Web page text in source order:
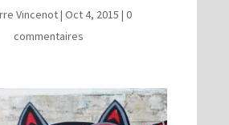
Vincenot|Oct 4, 2015 |0
commentaires